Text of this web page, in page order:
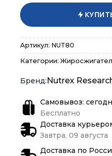
Артикул: NUT80
Категории:
Nutrex
Самовывоз:
Бесплатно
Доставка
Завтра, 09 августа
Доставка по
Меню
Каталог
Бренды
Подарочные
Магазины
Контакты
Меню
Каталог
Бренды
Подарочные
Магазины
Контакты
Меню
Каталог
Бренды
Подарочные
Магазины
Контакты